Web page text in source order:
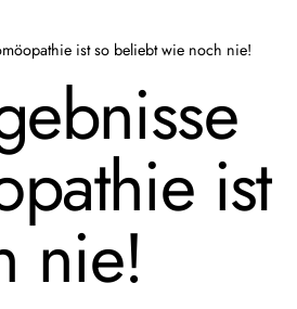
ist so beliebt wie noch nie!
ist
nie!